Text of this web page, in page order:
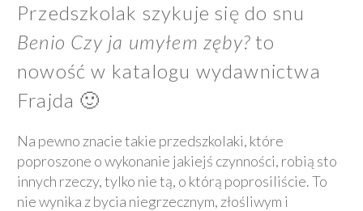
Przedszkolak szykuje się do snu
Benio Czy ja umyłem zęby? to
nowość w katalogu wydawnictwa
Frajda 🙂
Na pewno znacie takie przedszkolaki, które
poproszone o wykonanie jakiejś czynności, robią sto
innych rzeczy, tylko nie tą, o którą poprosiliście. To
nie wynika z bycia niegrzecznym, złośliwym i